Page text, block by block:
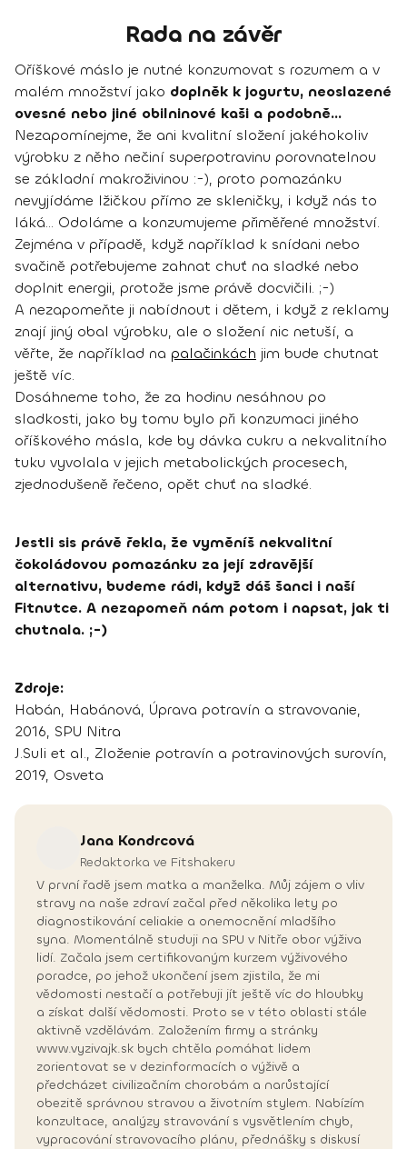
Rada na závěr
Oříškové máslo je nutné konzumovat s rozumem a v
malém množství jako doplněk k jogurtu, neoslazené
ovesné nebo jiné obilninové kaši a podobně...
Nezapomínejme, že ani kvalitní složení jakéhokoliv
výrobku z něho nečiní superpotravinu porovnatelnou
se základní makroživinou :-), proto pomazánku
nevyjídáme lžičkou přímo ze skleničky, i když nás to
láká... Odoláme a konzumujeme přiměřené množství.
Zejména v případě, když například k snídani nebo
svačině potřebujeme zahnat chuť na sladké nebo
doplnit energii, protože jsme právě docvičili. ;-)
A nezapomeňte ji nabídnout i dětem, i když z reklamy
znají jiný obal výrobku, ale o složení nic netuší, a
věřte, že například na palačinkách jim bude chutnat
ještě víc.
Dosáhneme toho, že za hodinu nesáhnou po
sladkosti, jako by tomu bylo při konzumaci jiného
oříškového másla, kde by dávka cukru a nekvalitního
tuku vyvolala v jejich metabolických procesech,
zjednodušeně řečeno, opět chuť na sladké.
Jestli sis právě řekla, že vyměníš nekvalitní
čokoládovou pomazánku za její zdravější
alternativu, budeme rádi, když dáš šanci i naší
Fitnutce. A nezapomeň nám potom i napsat, jak ti
chutnala. ;-)
Zdroje:
Habán, Habánová, Úprava potravín a stravovanie,
2016, SPU Nitra
J.Suli et al., Zloženie potravín a potravinových surovín,
2019, Osveta
Jana Kondrcová
Redaktorka ve Fitshakeru
V první řadě jsem matka a manželka. Můj zájem o vliv
stravy na naše zdraví začal před několika lety po
diagnostikování celiakie a onemocnění mladšího
syna. Momentálně studuji na SPU v Nitře obor výživa
lidí. Začala jsem certifikovaným kurzem výživového
poradce, po jehož ukončení jsem zjistila, že mi
vědomosti nestačí a potřebuji jít ještě víc do hloubky
a získat další vědomosti. Proto se v této oblasti stále
aktivně vzdělávám. Založením firmy a stránky
www.vyzivajk.sk bych chtěla pomáhat lidem
zorientovat se v dezinformacích o výživě a
předcházet civilizačním chorobám a narůstající
obezitě správnou stravou a životním stylem. Nabízím
konzultace, analýzy stravování s vysvětlením chyb,
vypracování stravovacího plánu, přednášky s diskusí